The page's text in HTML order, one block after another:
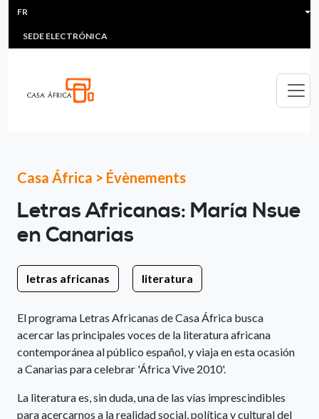
Aller au contenu principal
HEADER MENU
MULTIMEDIA
SEDE ELECTRÓNICA
FR
Casa África > Évènements
Letras Africanas: María Nsue
en Canarias
letras africanas literatura
El programa Letras Africanas de Casa África busca
acercar las principales voces de la literatura africana
contemporánea al público español, y viaja en esta ocasión
a Canarias para celebrar 'África Vive 2010'.
La literatura es, sin duda, una de las vías imprescindibles
para acercarnos a la realidad social, política y cultural del